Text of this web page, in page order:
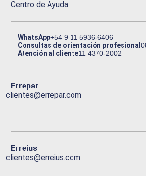
Centro de Ayuda
WhatsApp+54 9 11 5936-6406
Consultas de orientación profesional
Atención al cliente11 4370-2002
Errepar
clientes@errepar.com
Erreius
clientes@erreius.com